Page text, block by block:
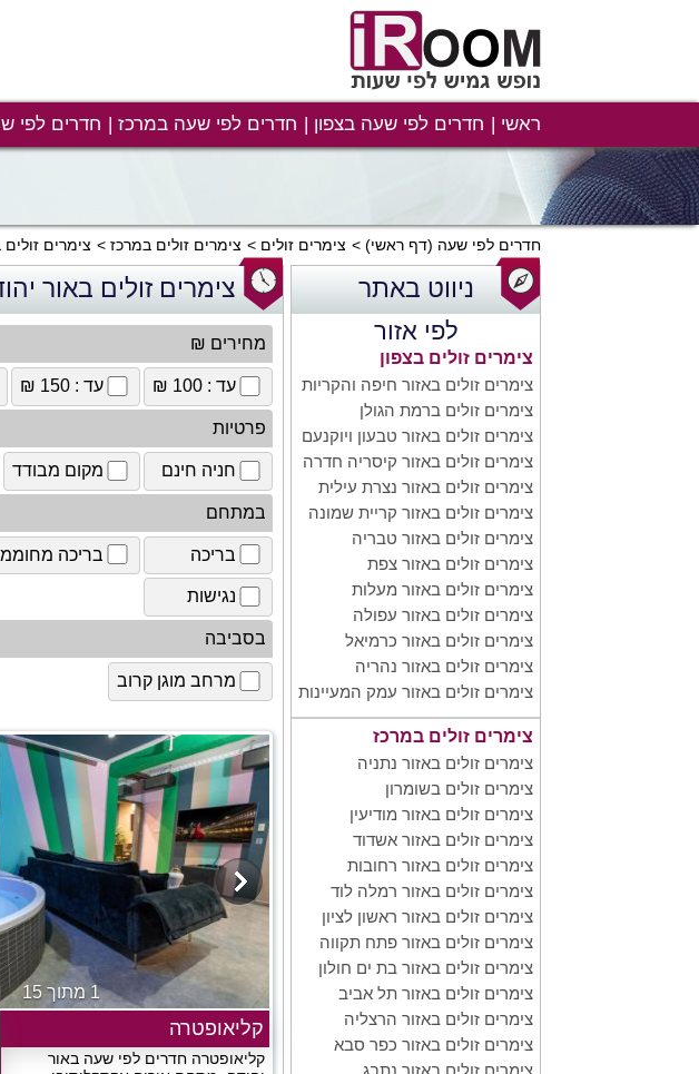
ראשי חדרים לפי שעה בצפון חדרים לפי שעה במרכז חדרים לפי
חדרים לפי שעה (דף ראשי) צימרים זולים צימרים זולים במרכז צימרים
ניווט באתר
לפי אזור
צימרים זולים בצפון
צימרים זולים באזור חיפה והקריות
צימרים זולים ברמת הגולן
צימרים זולים באזור טבעון ויוקנעם
צימרים זולים באזור קיסריה חדרה
צימרים זולים באזור נצרת עילית
צימרים זולים באזור קריית שמונה
צימרים זולים באזור טבריה
צימרים זולים באזור צפת
צימרים זולים באזור מעלות
צימרים זולים באזור עפולה
צימרים זולים באזור כרמיאל
צימרים זולים באזור נהריה
צימרים זולים באזור עמק המעיינות
צימרים זולים במרכז
צימרים זולים באזור נתניה
צימרים זולים בשומרון
צימרים זולים באזור מודיעין
צימרים זולים באזור אשדוד
צימרים זולים באזור רחובות
צימרים זולים באזור רמלה לוד
צימרים זולים באזור ראשון לציון
צימרים זולים באזור פתח תקווה
צימרים זולים באזור בת ים חולון
צימרים זולים באזור תל אביב
צימרים זולים באזור הרצליה
צימרים זולים באזור כפר סבא
צימרים זולים באזור נתבג
צימרים זולים באור
מחירים ₪
עד : 100 ₪ עד : 150 ₪
פרטיות
חניה חינם מקום מבודד
במתחם
בריכה בריכה
נגישות
בסביבה
מרחב מוגן קרוב
1 מתוך 15
קליאופטרה
קליאופטרה חדרים לפי שעה באור